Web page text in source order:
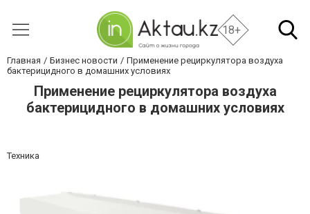
18+
Главная Бизнес новости
Применение рециркулятора воздуха
бактерицидного в домашних условиях
Применение рециркулятора воздуха
бактерицидного в домашних условиях
Техника